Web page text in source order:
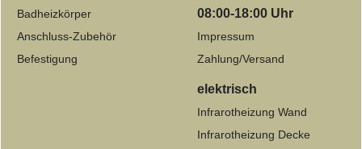
08:00-18:00 Uhr
Impressum
Zahlung/Versand
Badheizkörper
Anschluss-Zubehör
Befestigung
elektrisch
Infrarotheizung Wand
Infrarotheizung Decke